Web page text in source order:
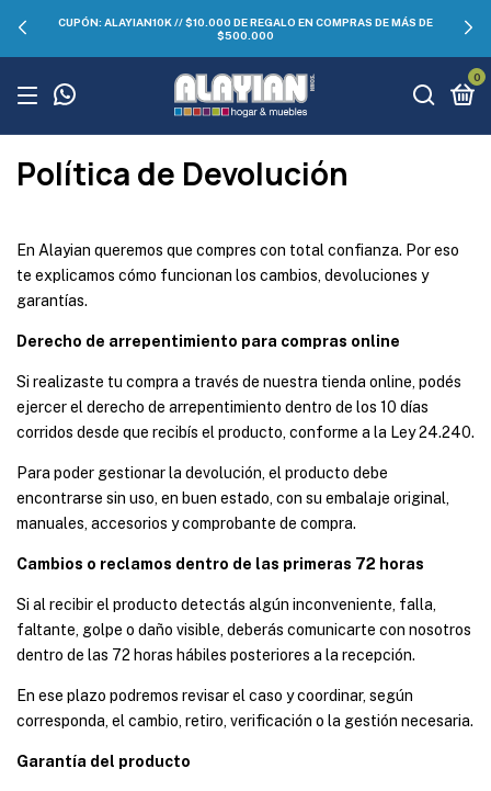
CUPÓN: ALAYIAN10K // $10.000 DE REGALO EN COMPRAS DE MÁS DE
$500.000
0
Política de Devolución
En Alayian queremos que compres con total confianza. Por eso
te explicamos cómo funcionan los cambios, devoluciones y
garantías.
Derecho de arrepentimiento para compras online
Si realizaste tu compra a través de nuestra tienda online, podés
ejercer el derecho de arrepentimiento dentro de los 10 días
corridos desde que recibís el producto, conforme a la Ley 24.240.
Para poder gestionar la devolución, el producto debe
encontrarse sin uso, en buen estado, con su embalaje original,
manuales, accesorios y comprobante de compra.
Cambios o reclamos dentro de las primeras 72 horas
Si al recibir el producto detectás algún inconveniente, falla,
faltante, golpe o daño visible, deberás comunicarte con nosotros
dentro de las 72 horas hábiles posteriores a la recepción.
En ese plazo podremos revisar el caso y coordinar, según
corresponda, el cambio, retiro, verificación o la gestión necesaria.
Garantía del producto